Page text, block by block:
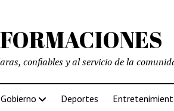
confiables y al servicio de la
Deportes